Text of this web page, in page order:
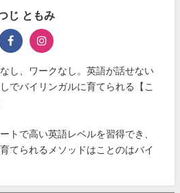
じ ともみ
し、ワークなし。英語が話せない
でバイリンガルに育てられる【こ
トで高い英語レベルを習得でき、
てられるメソッドはことのはバイ